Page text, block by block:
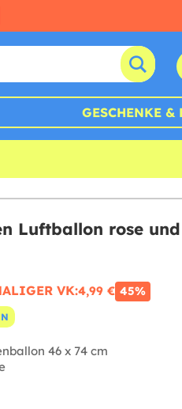
GESCHENKE &
Luftballon rose
VK:4,99 € 45%
46 x 74 cm